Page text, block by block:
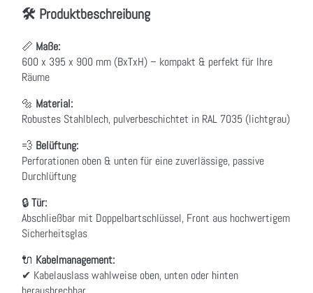
🛠 Produktbeschreibung
📏 Maße:
600 x 395 x 900 mm (BxTxH) – kompakt & perfekt für Ihre
Räume
🔩 Material:
Robustes Stahlblech, pulverbeschichtet in RAL 7035 (lichtgrau)
💨 Belüftung:
Perforationen oben & unten für eine zuverlässige, passive
Durchlüftung
🔒Tür:
Abschließbar mit Doppelbartschlüssel, Front aus hochwertigem
Sicherheitsglas
🔌 Kabelmanagement:
✔ Kabelauslass wahlweise oben, unten oder hinten